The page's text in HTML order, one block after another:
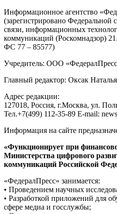
Информационное агентство
(зарегистрировано Федеральной
связи, информационных
коммуникаций (Роскомнадзор)
ФС 77 – 85577)
Учредитель: ООО
Главный редактор: Оксак
Адрес редакции:
127018, Россия, г.Москва, ул.
Тел.+7(499) 112-35-89 E-mail:
Информация на сайте
«Функционирует при
Министерства цифрового
коммуникаций Российской
«ФедералПресс» занимается:
• Проведением научных
• Разработкой приложений для
сфере медиа и госслужбы;